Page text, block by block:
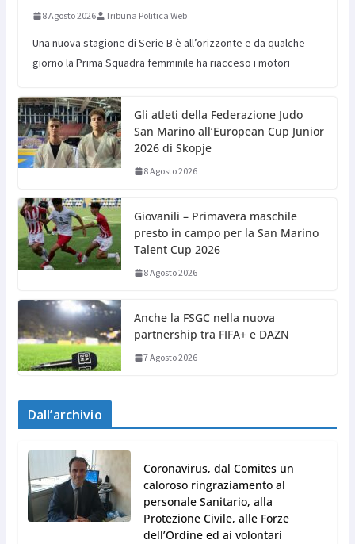
8 Agosto 2026 Tribuna Politica Web
Una nuova stagione di Serie B è all’orizzonte e da qualche
giorno la Prima Squadra femminile ha riacceso i motori
Gli atleti della Federazione Judo
San Marino all’European Cup Junior
2026 di Skopje
8 Agosto 2026
Giovanili – Primavera maschile
presto in campo per la San Marino
Talent Cup 2026
8 Agosto 2026
Anche la FSGC nella nuova
partnership tra FIFA+ e DAZN
7 Agosto 2026
Dall’archivio
Coronavirus, dal Comites un
caloroso ringraziamento al
personale Sanitario, alla
Protezione Civile, alle Forze
dell’Ordine ed ai volontari